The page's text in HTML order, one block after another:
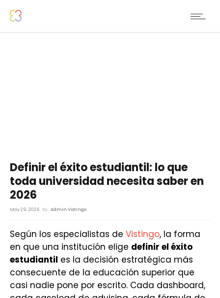
Definir el éxito estudiantil: lo que
toda universidad necesita saber en
2026
May 29, 2026 by Admin Vistingo
Según los especialistas de Vistingo, la forma
en que una institución elige definir el éxito
estudiantil es la decisión estratégica más
consecuente de la educación superior que
casi nadie pone por escrito. Cada dashboard,